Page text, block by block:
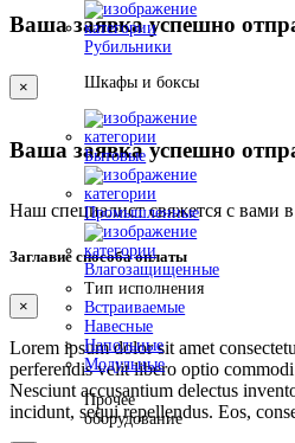
Рубильники
Шкафы и боксы
Бытовые
Промышленные
Влагозащищенные
Тип исполнения
Встраиваемые
Навесные
Напольные
Модульные
Прочее
оборудование
Ваша заявка успешно
×
Ваша заявка успешно
Наш специалист свяжется с вами
Заглавие способа оплаты
×
Lorem ipsum dolor sit amet
perferendis velit libero optio
Nesciunt accusantium delectus
incidunt, sequi repellendus. Eos,